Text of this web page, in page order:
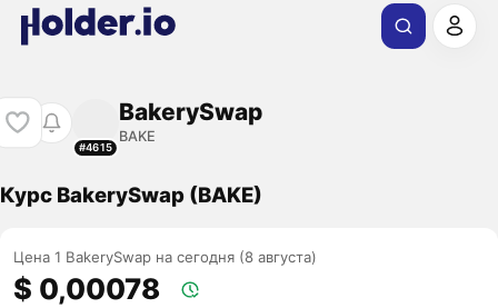
#4615
BakerySwap
BAKE
Курс BakerySwap (BAKE)
Цена 1 BakerySwap на сегодня (8 августа)
$ 0,00078